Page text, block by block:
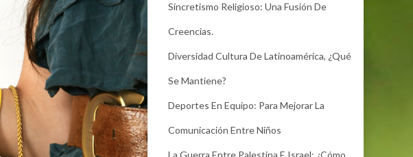
Sincretismo Religioso: Una Fusión De
Creencias.
Diversidad Cultura De Latinoamérica, ¿Qué
Se Mantiene?
Deportes En Equipo: Para Mejorar La
Comunicación Entre Niños
La Guerra Entre Palestina E Israel: ¿Cómo